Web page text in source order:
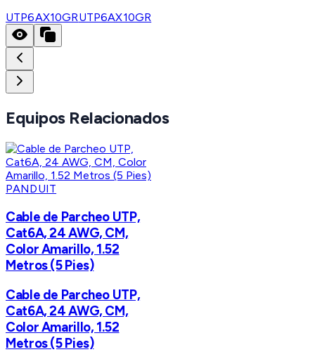
UTP6AX10GRUTP6AX10GR
Equipos Relacionados
PANDUIT
Cable de Parcheo UTP,
Cat6A, 24 AWG, CM,
Color Amarillo, 1.52
Metros (5 Pies)
Cable de Parcheo UTP,
Cat6A, 24 AWG, CM,
Color Amarillo, 1.52
Metros (5 Pies)